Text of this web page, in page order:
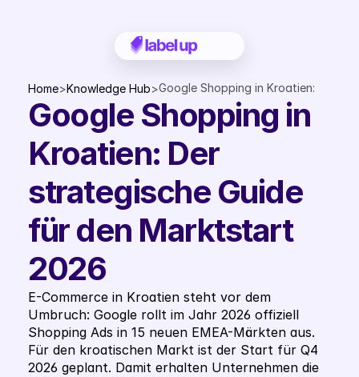
Home>Knowledge Hub>Google Shopping in Kroatien:
Der strategische Guide für den
Marktstart 2026
Google Shopping in
Kroatien: Der
strategische Guide
für den Marktstart
2026
E-Commerce in Kroatien steht vor dem
Umbruch: Google rollt im Jahr 2026 offiziell
Shopping Ads in 15 neuen EMEA-Märkten aus.
Für den kroatischen Markt ist der Start für Q4
2026 geplant. Damit erhalten Unternehmen die